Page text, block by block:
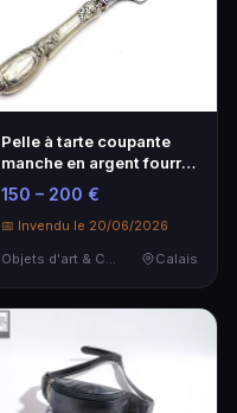
Pelle à tarte coupante
manche en argent fourré
poids brut: 1…
150 – 200 €
📅 Invendu le 20/06/2026
Calais